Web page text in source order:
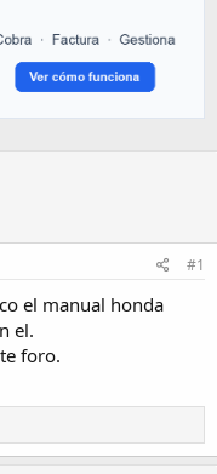
#1
el manual honda
el.
foro.